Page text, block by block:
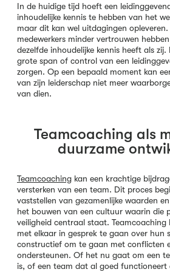
In de huidige tijd hoeft een
inhoudelijke kennis te hebben van het
maar dit kan wel uitdagingen
medewerkers minder vertrouwen
dezelfde inhoudelijke kennis heeft als
grote span of control van een
zorgen. Op een bepaald moment kan
van zijn leiderschap niet meer
van dien.
Teamcoaching als
duurzame
Teamcoaching kan een krachtige
versterken van een team. Dit proces
vaststellen van gezamenlijke waarden
het bouwen van een cultuur waarin die
veiligheid centraal staat. Teamcoaching
met elkaar in gesprek te gaan over hun
constructief om te gaan met conflicten
ondersteunen. Of het nu gaat om een
is, of een team dat al goed functioneert